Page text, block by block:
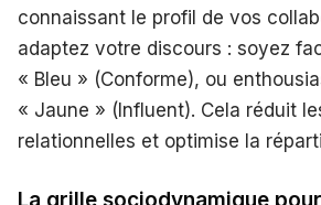
connaissant le profil de vos
adaptez votre discours : soyez
« Bleu » (Conforme), ou
« Jaune » (Influent). Cela réduit
relationnelles et optimise la